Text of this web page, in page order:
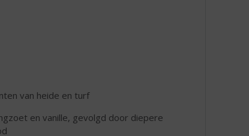
van heide en turf
en vanille, gevolgd door diepere